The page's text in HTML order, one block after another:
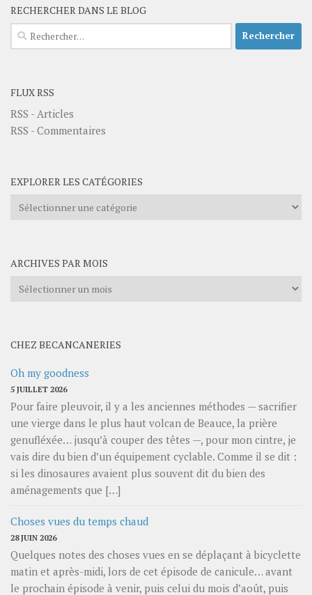
RECHERCHER DANS LE BLOG
Rechercher :
FLUX RSS
RSS - Articles
RSS - Commentaires
EXPLORER LES CATÉGORIES
Explorer
ARCHIVES PAR MOIS
Archives
CHEZ BECANCANERIES
Oh my goodness
5 JUILLET 2026
Pour faire pleuvoir, il y a les anciennes méthodes — sacrifier
une vierge dans le plus haut volcan de Beauce, la prière
genufléxée… jusqu’à couper des têtes —, pour mon cintre, je
vais dire du bien d’un équipement cyclable. Comme il se dit :
si les dinosaures avaient plus souvent dit du bien des
aménagements que […]
Choses vues du temps chaud
28 JUIN 2026
Quelques notes des choses vues en se déplaçant à bicyclette
matin et après-midi, lors de cet épisode de canicule… avant
le prochain épisode à venir, puis celui du mois d’août, puis